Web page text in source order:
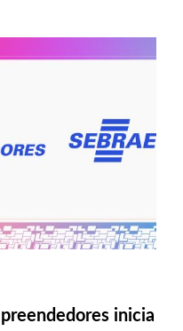
inicia